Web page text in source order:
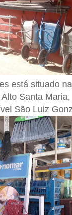
está situado
Santa
São Luiz